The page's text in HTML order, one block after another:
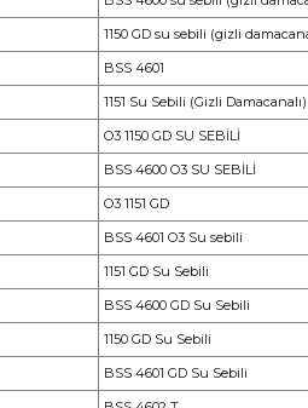
1150 GD su sebili (gizli
BSS 4601
1151 Su Sebili (Gizli Damacanalı)
O3 1150 GD SU SEBİLİ
BSS 4600 O3 SU SEBİLİ
O3 1151 GD
BSS 4601 O3 Su sebili
1151 GD Su Sebili
BSS 4600 GD Su Sebili
1150 GD Su Sebili
BSS 4601 GD Su Sebili